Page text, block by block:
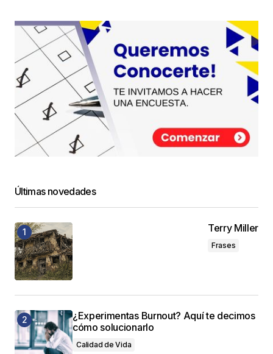
Últimas novedades
Terry Miller
Frases
¿Experimentas Burnout? Aquí te decimos
cómo solucionarlo
Calidad de Vida